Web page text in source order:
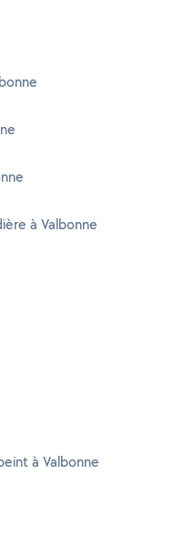
à Valbonne
à Valbonne